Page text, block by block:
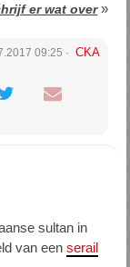
er wat over»
09:25 CKA
sultan in
van een serail